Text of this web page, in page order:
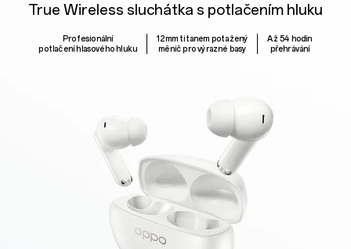
True Wireless sluchátka s potlačením hluku
Profesionální
potlačení hlasového hluku
12mm titanem potažený
měnič pro výrazné basy
Až 54 hodin
přehrávání